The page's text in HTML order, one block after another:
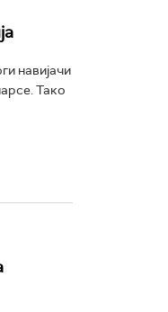
навијачи
Тако